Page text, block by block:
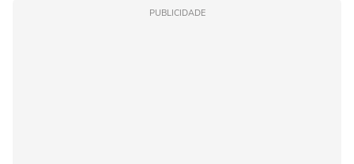
PUBLICIDADE